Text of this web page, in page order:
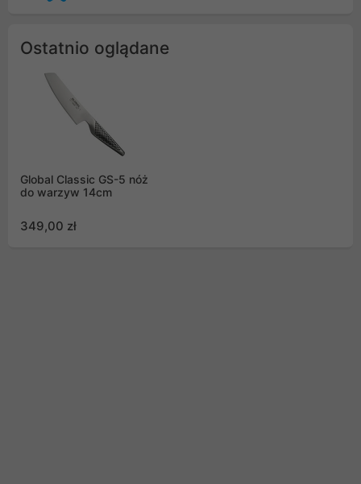
Ostatnio oglądane
Global Classic GS-5 nóż
do warzyw 14cm
349,00 zł